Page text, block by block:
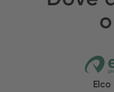
Elco